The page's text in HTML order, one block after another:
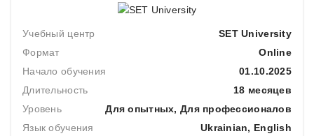
Учебный центр
SET University
Формат
Online
Начало обучения
01.10.2025
Длительность
18 месяцев
Уровень
Для опытных, Для профессионалов
Язык обучения
Ukrainian, English